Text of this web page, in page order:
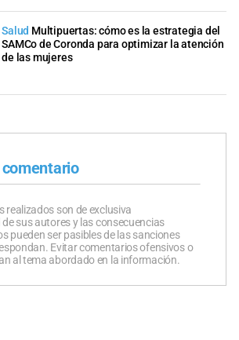
Salud Multipuertas: cómo es la estrategia del
SAMCo de Coronda para optimizar la atención
de las mujeres
realizados son de exclusiva
sus autores y las consecuencias
pueden ser pasibles de las sanciones
Evitar comentarios ofensivos o
al tema abordado en la información.